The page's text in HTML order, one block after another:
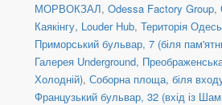
МОРВОКЗАЛ, Odessa Factory Group,
Каякінгу, Louder Hub, Територія
Приморський бульвар, 7 (біля
Галерея Underground,
Холодній), Соборна площа, біля
Французький бульвар, 32 (вхід із